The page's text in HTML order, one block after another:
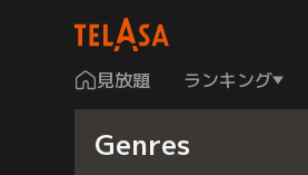
見放題 ランキング
Genres